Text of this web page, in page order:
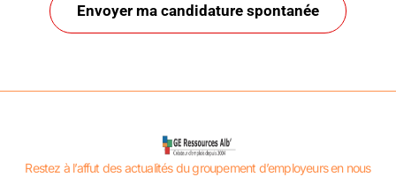
Envoyer ma candidature spontanée
Restez à l’affut des actualités du groupement d’employeurs en nous